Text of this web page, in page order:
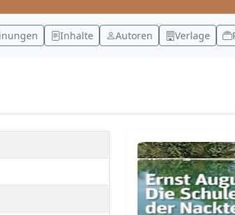
Inhalte Autoren Verlage